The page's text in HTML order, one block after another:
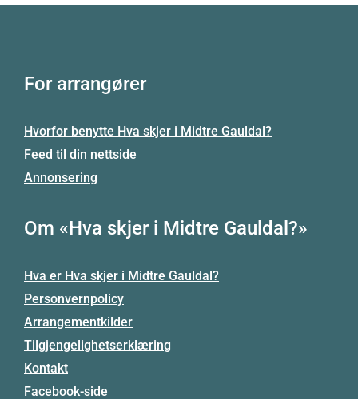
For arrangører
Hvorfor benytte Hva skjer i Midtre Gauldal?
Feed til din nettside
Annonsering
Om «Hva skjer i Midtre Gauldal?»
Hva er Hva skjer i Midtre Gauldal?
Personvernpolicy
Arrangementkilder
Tilgjengelighetserklæring
Kontakt
Facebook-side